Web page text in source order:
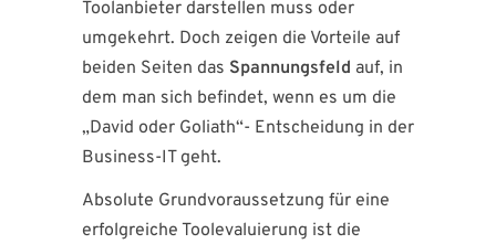
Toolanbieter darstellen muss oder
umgekehrt. Doch zeigen die Vorteile auf
beiden Seiten das Spannungsfeld auf, in
dem man sich befindet, wenn es um die
„David oder Goliath“- Entscheidung in der
Business-IT geht.
Absolute Grundvoraussetzung für eine
erfolgreiche Toolevaluierung ist die